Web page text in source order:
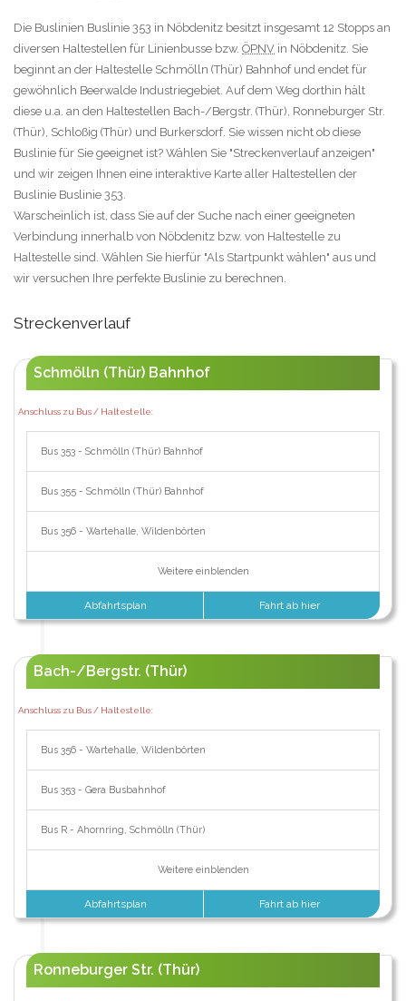
Die Buslinien Buslinie 353 in Nöbdenitz besitzt insgesamt 12 Stopps an
diversen Haltestellen für Linienbusse bzw. ÖPNV in Nöbdenitz. Sie
beginnt an der Haltestelle Schmölln (Thür) Bahnhof und endet für
gewöhnlich Beerwalde Industriegebiet. Auf dem Weg dorthin hält
diese u.a. an den Haltestellen Bach-/Bergstr. (Thür), Ronneburger Str.
(Thür), Schloßig (Thür) und Burkersdorf. Sie wissen nicht ob diese
Buslinie für Sie geeignet ist? Wählen Sie "Streckenverlauf anzeigen"
und wir zeigen Ihnen eine interaktive Karte aller Haltestellen der
Buslinie Buslinie 353.
Warscheinlich ist, dass Sie auf der Suche nach einer geeigneten
Verbindung innerhalb von Nöbdenitz bzw. von Haltestelle zu
Haltestelle sind. Wählen Sie hierfür "Als Startpunkt wählen" aus und
wir versuchen Ihre perfekte Buslinie zu berechnen.
Streckenverlauf
Schmölln (Thür) Bahnhof
Anschluss zu Bus / Haltestelle:
Bus 353 - Schmölln (Thür) Bahnhof
Bus 355 - Schmölln (Thür) Bahnhof
Bus 356 - Wartehalle, Wildenbörten
Weitere einblenden
Abfahrtsplan Fahrt ab hier
Bach-/Bergstr. (Thür)
Anschluss zu Bus / Haltestelle:
Bus 356 - Wartehalle, Wildenbörten
Bus 353 - Gera Busbahnhof
Bus R - Ahornring, Schmölln (Thür)
Weitere einblenden
Abfahrtsplan Fahrt ab hier
Ronneburger Str. (Thür)